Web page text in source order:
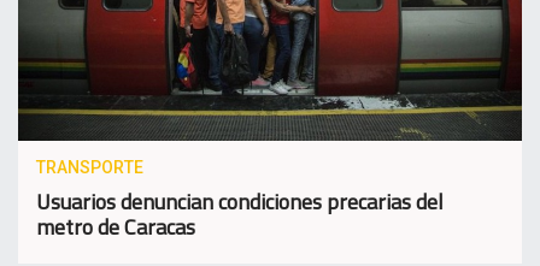
TRANSPORTE
Usuarios denuncian condiciones precarias del
metro de Caracas